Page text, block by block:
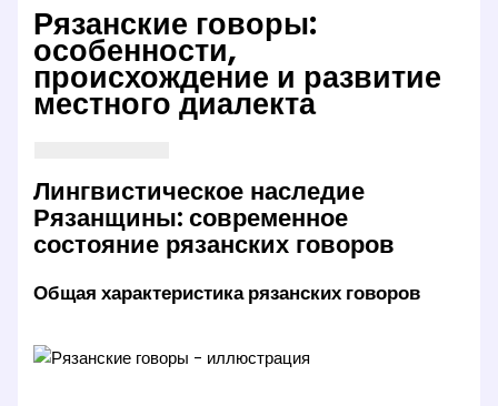
Рязанские говоры:
особенности,
происхождение и развитие
местного диалекта
Лингвистическое наследие
Рязанщины: современное
состояние рязанских говоров
Общая характеристика рязанских говоров